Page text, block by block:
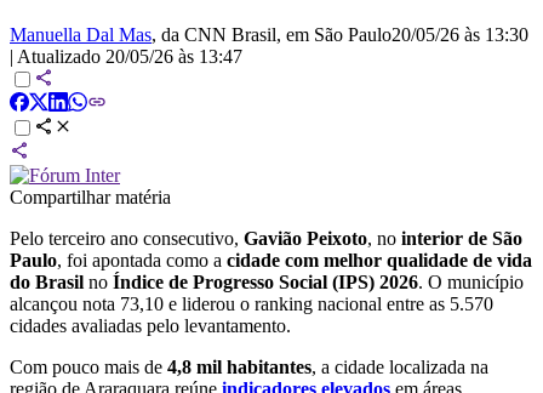
Manuella Dal Mas, da CNN Brasil, em São Paulo20/05/26 às 13:30
| Atualizado 20/05/26 às 13:47
Compartilhar matéria
Pelo terceiro ano consecutivo, Gavião Peixoto, no interior de São
Paulo, foi apontada como a cidade com melhor qualidade de vida
do Brasil no Índice de Progresso Social (IPS) 2026. O município
alcançou nota 73,10 e liderou o ranking nacional entre as 5.570
cidades avaliadas pelo levantamento.
Com pouco mais de 4,8 mil habitantes, a cidade localizada na
região de Araraquara reúne indicadores elevados em áreas